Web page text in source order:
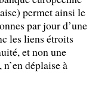
permet ainsi le
par jour d’une
les liens étroits
et non une
déplaise à